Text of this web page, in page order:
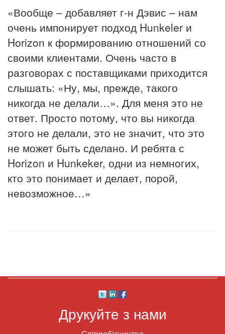
«Вообще – добавляет г-н Дэвис – нам
очень импонирует подход Hunkeler и
Horizon к формированию отношений со
своими клиентами. Очень часто в
разговорах с поставщиками приходится
слышать: «Ну, мы, прежде, такого
никогда не делали…». Для меня это не
ответ. Просто потому, что вы никогда
этого не делали, это не значит, что это
не может быть сделано. И ребята с
Horizon и Hunkeker, одни из немногих,
кто это понимает и делает, порой,
невозможное…»
Друкуйте з нами